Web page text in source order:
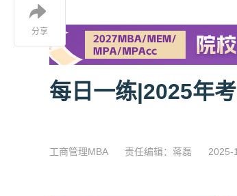
每日一练|2025年
工商管理MBA 责任编辑：蒋磊 2025-
分享